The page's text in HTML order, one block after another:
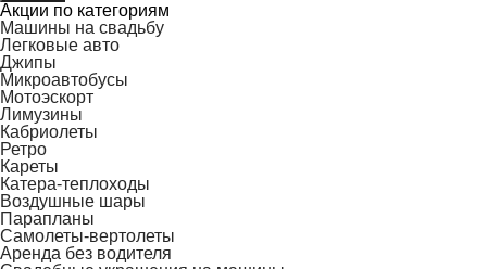
Акции по категориям
Машины на свадьбу
Легковые авто
Джипы
Микроавтобусы
Мотоэскорт
Лимузины
Кабриолеты
Ретро
Кареты
Катера-теплоходы
Воздушные шары
Парапланы
Самолеты-вертолеты
Аренда без водителя